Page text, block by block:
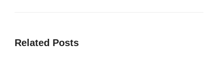
Related Posts